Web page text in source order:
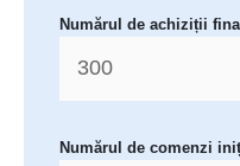
Numărul de achiziții
Numărul de comenzi